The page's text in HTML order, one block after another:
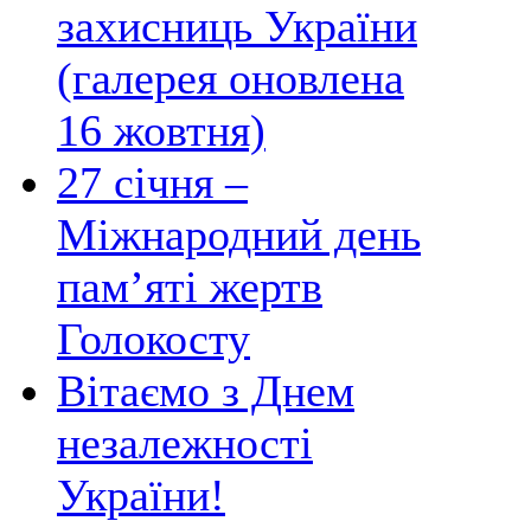
захисниць України
(галерея оновлена
16 жовтня)
27 січня –
Міжнародний день
пам’яті жертв
Голокосту
Вітаємо з Днем
незалежності
України!